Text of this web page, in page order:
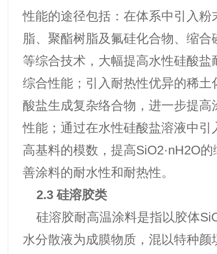
性能的途径包括：在体系中引入粉
脂、聚酯树脂及氟硅化合物、缩合
等综合技术，大幅提高水性硅酸盐
综合性能；引入耐热性优异的稀土
酸盐生成复杂络合物，进一步提高
性能；通过在水性硅酸盐溶液中引
高基料的模数，提高SiO2·nH2O
善涂料的耐水性和耐热性。
2.3 硅溶胶类
硅溶胶耐高温涂料是指以胶体
水分散液为成膜物质，混以特种颜